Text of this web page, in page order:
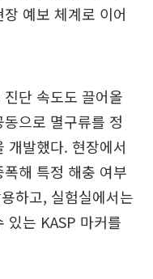
예보 체계로 이어
단 속도도 끌어올
으로 멸구류를 정
개발했다. 현장에서
해 특정 해충 여부
하고, 실험실에서는
있는 KASP 마커를